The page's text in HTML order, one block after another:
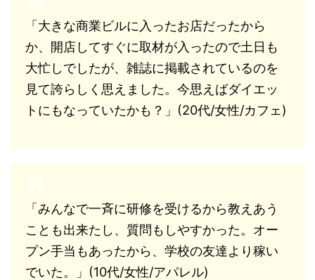
「大きな商業ビルに入ったお店だったから
か、開店してすぐに取材が入ったので土日も
大忙しでしたが、雑誌に掲載されているのを
見て誇らしく思えました。今思えばダイエッ
トにもなっていたかも？」(20代/女性/カフェ)
「みんなで一斉に研修を受けるから教えあう
ことも出来たし、質問もしやすかった。オー
プン手当もあったから、学校の友達より稼い
でいた。」(10代/女性/アパレル)